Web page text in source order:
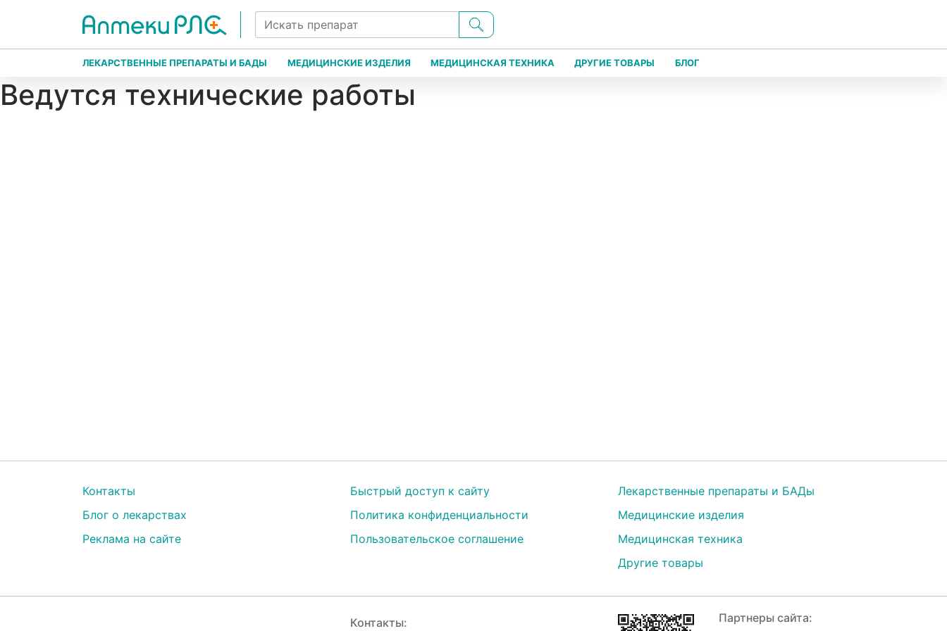
ЛЕКАРСТВЕННЫЕ ПРЕПАРАТЫ И БАДЫ МЕДИЦИНСКИЕ ИЗДЕЛИЯ МЕДИЦИНСКАЯ ТЕХНИКА ДРУГИЕ ТОВАРЫ БЛОГ
Ведутся технические работы
Контакты
Блог о лекарствах
Реклама на сайте
Быстрый доступ к сайту
Политика конфиденциальности
Пользовательское соглашение
Лекарственные препараты и БАДы
Медицинские изделия
Медицинская техника
Другие товары
Контакты: Партнеры сайта: